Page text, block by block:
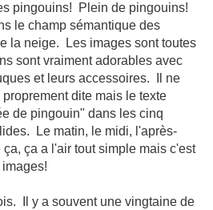
pingouins! Plein de pingouins!
le champ sémantique des
la neige. Les images sont toutes
sont vraiment adorables avec
et leurs accessoires. Il ne
dite mais le texte
de pingouin" dans les cinq
Le matin, le midi, l'après-
ça a l'air tout simple mais c'est
Il y a souvent une vingtaine de